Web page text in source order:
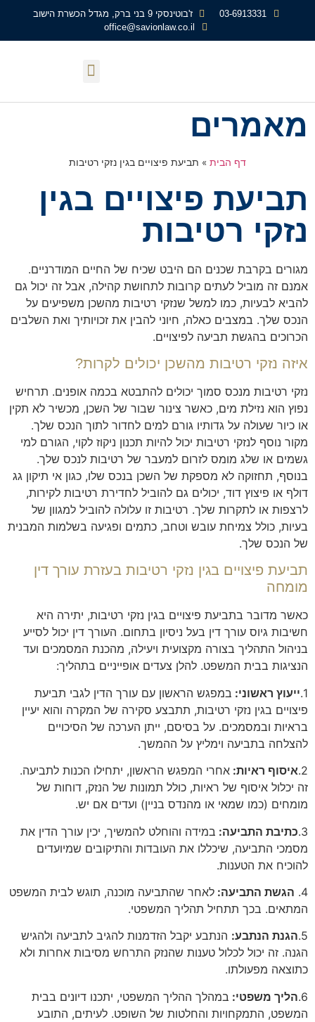
03-6913331
ז'בוטינסקי 9 בני ברק, מגדל הכשרת הישוב
office@savionlaw.co.il
מאמרים
דף הבית » תביעת פיצויים בגין נזקי רטיבות
תביעת פיצויים בגין
נזקי רטיבות
מגורים בקרבת שכנים הם היבט שכיח של החיים המודרניים.
אמנם זה מוביל לעתים קרובות לתחושת קהילה, אבל זה יכול גם
להביא לבעיות, כמו למשל שנזקי רטיבות מהשכן משפיעים על
הנכס שלך. במצבים כאלה, חיוני להבין את זכויותיך ואת השלבים
הכרוכים בהגשת תביעה לפיצויים.
איזה נזקי רטיבות מהשכן יכולים לקרות?
נזקי רטיבות מנכס סמוך יכולים להתבטא בכמה אופנים. תרחיש
נפוץ הוא נזילת מים, כאשר צינור שבור של השכן, מכשיר לא תקין
או כיור שעולה על גדותיו גורם למים לחדור לתוך הנכס שלך.
מקור נוסף לנזקי רטיבות יכול להיות תכנון ניקוז לקוי, הגורם למי
גשמים או שלג מומס לזרום למעבר של רטיבות לנכס שלך.
בנוסף, תחזוקה לא מספקת של השכן בנכס שלו, כגון אי תיקון גג
דולף או פיצוץ דוד, יכולים גם להוביל לחדירת רטיבות לקירות,
לרצפות או לתקרות שלך. רטיבות זו עלולה להוביל למגוון של
בעיות, כולל צמיחת עובש וטחב, כתמים ופגיעה בשלמות המבנית
של הנכס שלך.
תביעת פיצויים בגין נזקי רטיבות בעזרת עורך דין
מומחה
כאשר מדובר בתביעת פיצויים בגין נזקי רטיבות, יתירה היא
חשיבות גיוס עורך דין בעל ניסיון בתחום. העורך דין יכול לסייע
בניהול התהליך בצורה מקצועית ויעילה, מהכנת המסמכים ועד
הנציגות בבית המשפט. להלן צעדים אופייניים בתהליך:
1. ייעוץ ראשוני: במפגש הראשון עם עורך הדין לגבי תביעת
פיצויים בגין נזקי רטיבות, תתבצע סקירה של המקרה והוא יעיין
בראיות ובמסמכים. על בסיסם, ייתן הערכה של הסיכויים
להצלחה בתביעה וימליץ על ההמשך.
2. איסוף ראיות: אחרי המפגש הראשון, יתחילו הכנות לתביעה.
זה יכלול איסוף של ראיות, כולל תמונות של הנזק, דוחות של
מומחים (כמו שמאי או מהנדס בניין) ועדים אם יש.
3. כתיבת התביעה: במידה והוחלט להמשיך, יכין עורך הדין את
מסמכי התביעה, שיכללו את העובדות והתיקובים שמיועדים
להוכיח את הטענות.
4. הגשת התביעה: לאחר שהתביעה מוכנה, תוגש לבית המשפט
המתאים. בכך תתחיל תהליך המשפטי.
5. הגנת הנתבע: הנתבע יקבל הזדמנות להגיב לתביעה ולהגיש
הגנה. זה יכול לכלול טענות שהנזק התרחש מסיבות אחרות ולא
כתוצאה מפעולתו.
6. הליך משפטי: במהלך ההליך המשפטי, יתכנו דיונים בבית
המשפט, התמקחויות והחלטות של השופט. לעיתים, התובע